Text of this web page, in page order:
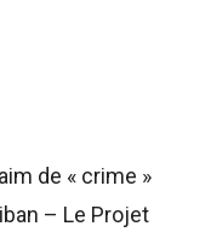
de « crime »
– Le Projet